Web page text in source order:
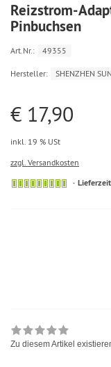
Reizstrom-
Pinbuchsen
Art.Nr.: 49355
Hersteller: SHENZHEN
€ 17,90
inkl. 19 % USt
zzgl. Versandkosten
Zu diesem Artikel